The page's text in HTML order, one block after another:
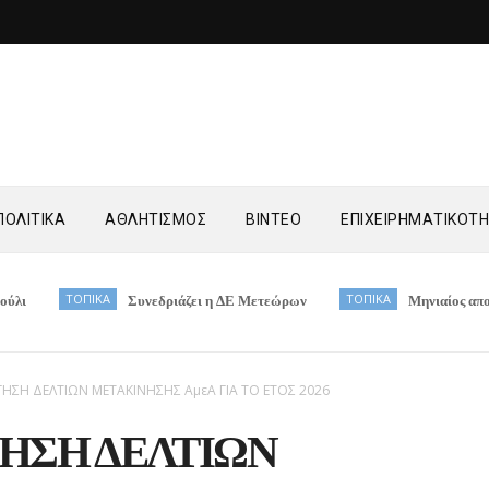
ΑΘΛΗΤΙΣΜΟΣ ΒΙΝΤΕΟ
Συνεδριάζει η ΔΕ Μετεώρων ΤΟΠΙΚΑ Μηνιαίος απολογισμός
ΔΕΛΤΙΩΝ ΜΕΤΑΚΙΝΗΣΗΣ ΑμεΑ ΓΙΑ ΤΟ ΕΤΟΣ 2026
ΔΕΛΤΙΩΝ